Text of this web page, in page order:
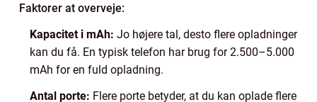
Faktorer at overveje:
Kapacitet i mAh: Jo højere tal, desto flere opladninger
kan du få. En typisk telefon har brug for 2.500–5.000
mAh for en fuld opladning.
Antal porte: Flere porte betyder, at du kan oplade flere